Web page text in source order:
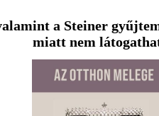
a Steiner
miatt nem